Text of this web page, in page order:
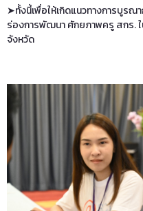
➤ทั้งนี้เพื่อให้เกิดแนวทางการบูรณ
ร่องการพัฒนา ศักยภาพครู สกร.
จังหวัด